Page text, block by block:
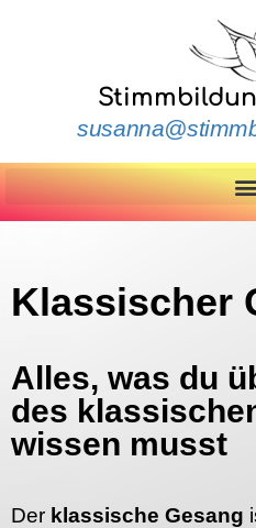
Klassischer
Alles, was du
des
wissen musst
Der klassische Gesang